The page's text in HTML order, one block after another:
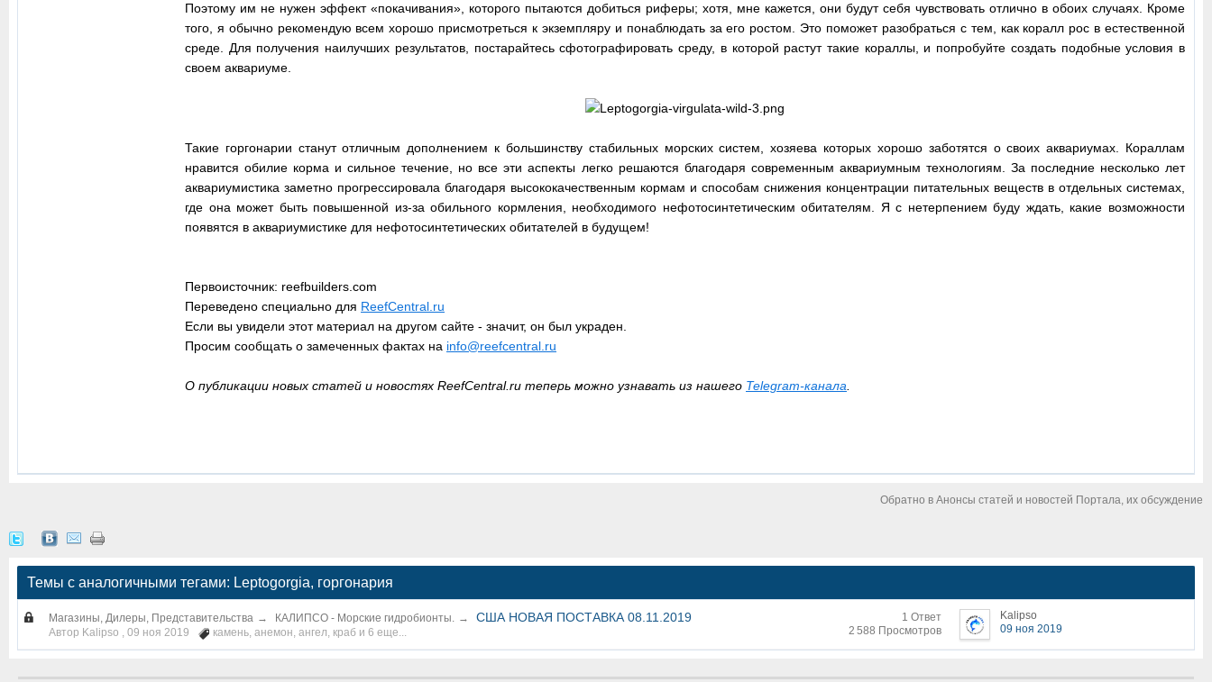
Поэтому им не нужен эффект «покачивания», которого пытаются добиться риферы; хотя, мне кажется, они будут себя чувствовать отлично в обоих случаях. Кроме
того, я обычно рекомендую всем хорошо присмотреться к экземпляру и понаблюдать за его ростом. Это поможет разобраться с тем, как коралл рос в естественной
среде. Для получения наилучших результатов, постарайтесь сфотографировать среду, в которой растут такие кораллы, и попробуйте создать подобные условия в
своем аквариуме.
Такие горгонарии станут отличным дополнением к большинству стабильных морских систем, хозяева которых хорошо заботятся о своих аквариумах. Кораллам
нравится обилие корма и сильное течение, но все эти аспекты легко решаются благодаря современным аквариумным технологиям. За последние несколько лет
аквариумистика заметно прогрессировала благодаря высококачественным кормам и способам снижения концентрации питательных веществ в отдельных системах,
где она может быть повышенной из-за обильного кормления, необходимого нефотосинтетическим обитателям. Я с нетерпением буду ждать, какие возможности
появятся в аквариумистике для нефотосинтетических обитателей в будущем!
Первоисточник: reefbuilders.com
Переведено специально для ReefCentral.ru
Если вы увидели этот материал на другом сайте - значит, он был украден.
Просим сообщать о замеченных фактах на info@reefcentral.ru
О публикации новых статей и новостях ReefCentral.ru теперь можно узнавать из нашего Telegram-канала.
Обратно в Анонсы статей и новостей Портала, их обсуждение
Темы с аналогичными тегами: Leptogorgia, горгонария
Магазины, Дилеры, Представительства → КАЛИПСО - Морские гидробионты. → США НОВАЯ ПОСТАВКА 08.11.2019
Автор Kalipso , 09 ноя 2019 камень, анемон, ангел, краб и 6 еще...
1 Ответ
2 588 Просмотров
Kalipso
09 ноя 2019